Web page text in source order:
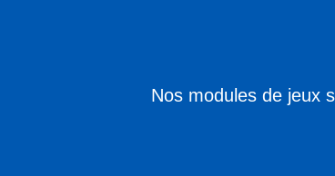
Nos modules de jeux